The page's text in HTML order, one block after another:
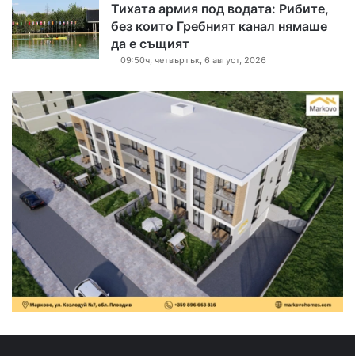
Тихата армия под водата: Рибите,
без които Гребният канал нямаше
да е същият
09:50ч, четвъртък, 6 август, 2026